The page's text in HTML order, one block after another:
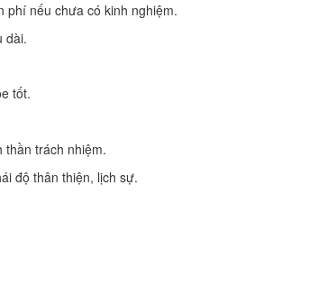
phí nếu chưa có kinh nghiệm.
dài.
tốt.
thần trách nhiệm.
độ thân thiện, lịch sự.